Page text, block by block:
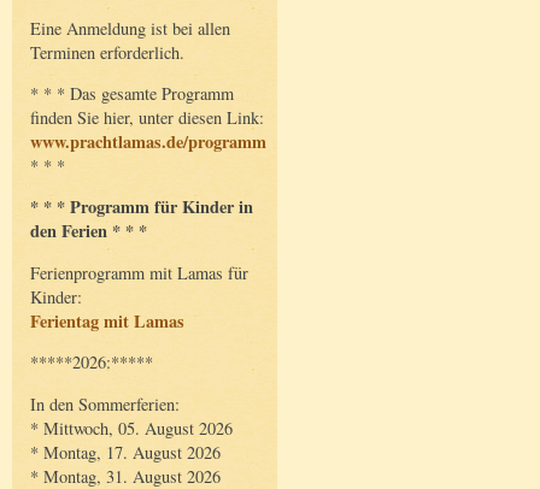
Eine Anmeldung ist bei allen
Terminen erforderlich.
* * * Das gesamte Programm
finden Sie hier, unter diesen Link:
www.prachtlamas.de/programm
* * *
* * * Programm für Kinder in
den Ferien * * *
Ferienprogramm mit Lamas für
Kinder:
Ferientag mit Lamas
*****2026:*****
In den Sommerferien:
* Mittwoch, 05. August 2026
* Montag, 17. August 2026
* Montag, 31. August 2026